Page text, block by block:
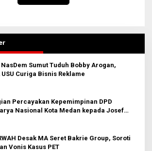
Sumut Tuduh Bobby Arogan,
Curiga Bisnis Reklame
Percayakan Kepemimpinan DPD
Nasional Kota Medan kepada Josef
Desak MA Seret Bakrie Group, Soroti
Vonis Kasus PET